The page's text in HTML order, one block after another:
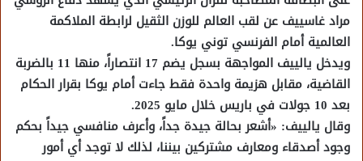
مراد غاسييف عن لقب العالم للوزن الثقيل لرابطة الملاكمة
العالمية أمام الفرنسي توني يوكا.
ويدخل يالييف المواجهة بسجل يضم 17 انتصاراً، منها 11 بالضربة
القاضية، مقابل هزيمة واحدة فقط جاءت أمام يوكا بقرار الحكام
بعد 10 جولات في باريس خلال مايو 2025.
وقال يالييف: «أشعر بحالة جيدة جداً، وأعرف منافسي جيداً بحكم
وجود أصدقاء ومعارف مشتركين بيننا، لذلك لا توجد أي أمور